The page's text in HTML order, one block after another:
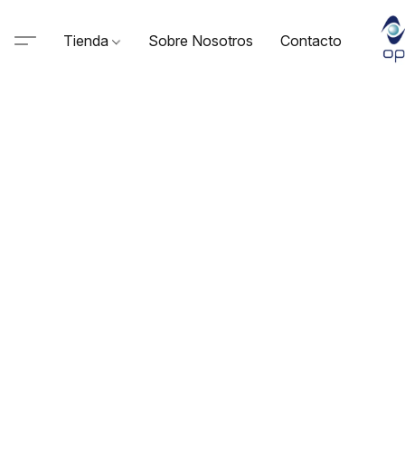
Tienda Sobre Nosotros Contacto